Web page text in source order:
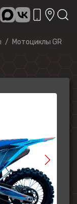
Мотоциклы GR